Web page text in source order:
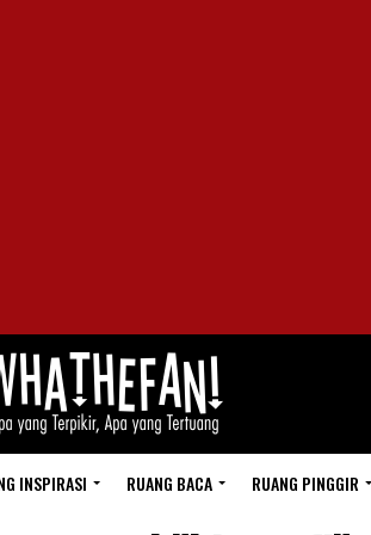
INSPIRASI RUANG BACA RUANG PINGGIR